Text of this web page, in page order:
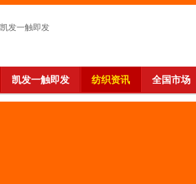
凯发一触即发
凯发一触即发 纺织资讯 全国市场